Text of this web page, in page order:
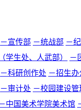
－宣传部 －统战部 －
学生处、人武部）
－
－科研创作处 －招生办
－审计处 －校园建设
中国美术学院美术馆